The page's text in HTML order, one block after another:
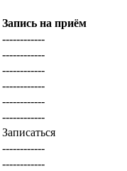
Запись на приём
------------
------------
------------
------------
------------
------------
Записаться
------------
------------